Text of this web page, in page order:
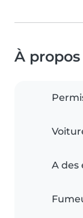
À
A des